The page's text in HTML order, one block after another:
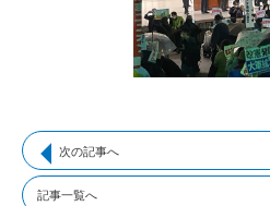
次の記事へ
記事一覧へ